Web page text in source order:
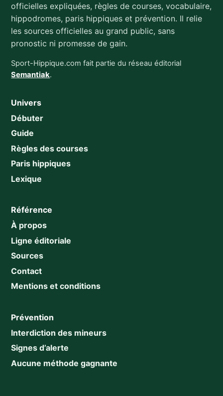
officielles expliquées, règles de courses, vocabulaire,
hippodromes, paris hippiques et prévention. Il relie
les sources officielles au grand public, sans
pronostic ni promesse de gain.
Sport-Hippique.com fait partie du réseau éditorial
Semantiak.
Univers
Débuter
Guide
Règles des courses
Paris hippiques
Lexique
Référence
À propos
Ligne éditoriale
Sources
Contact
Mentions et conditions
Prévention
Interdiction des mineurs
Signes d’alerte
Aucune méthode gagnante